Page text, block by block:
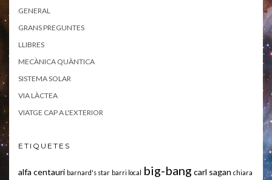
GENERAL
GRANS PREGUNTES
LLIBRES
MECÀNICA QUÀNTICA
SISTEMA SOLAR
VIA LÀCTEA
VIATGE CAP A L'EXTERIOR
ETIQUETES
alfa centauri barnard's star barri local big-bang carl sagan chiara